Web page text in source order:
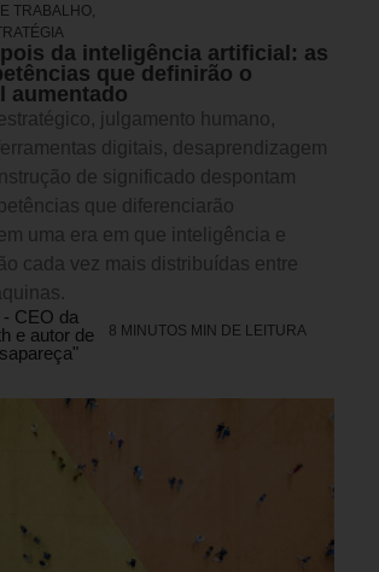
TRABALHO
da inteligência artificial: as
que definirão o
aumentado
julgamento humano,
digitais, desaprendizagem
de significado despontam
que diferenciarão
uma era em que inteligência e
cada vez mais distribuídas entre
CEO da
e autor de
8 MINUTOS MIN DE LEITURA